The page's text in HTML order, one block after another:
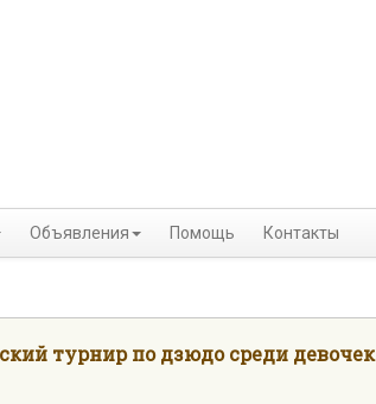
Объявления Помощь Контакты
турнир по дзюдо среди девочек